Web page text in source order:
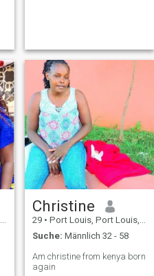
Christine
29 • Port Louis, Port Louis, Mauritius
Suche: Männlich 32 - 58
Am christine from kenya born
again